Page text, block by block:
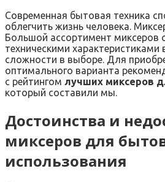
Современная бытовая техника
облегчить жизнь человека.
Большой ассортимент миксеров
техническими
сложности в выборе. Для
оптимального варианта
с рейтингом лучших миксеров
который составили мы.
Достоинства и
миксеров для
использования